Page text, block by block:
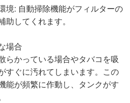
境: 自動掃除機能がフィルターの
してくれます。
場合
らかっている場合やタバコを吸
すぐに汚れてしまいます。この
能が頻繁に作動し、タンクがす